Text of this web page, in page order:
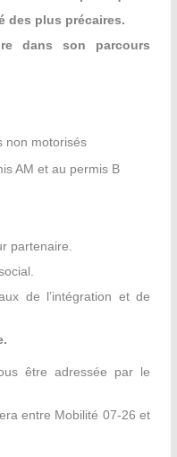
des plus précaires.
dans son parcours
non motorisés
AM et au permis B
partenaire.
de l’intégration et de
être adressée par le
entre Mobilité 07-26 et